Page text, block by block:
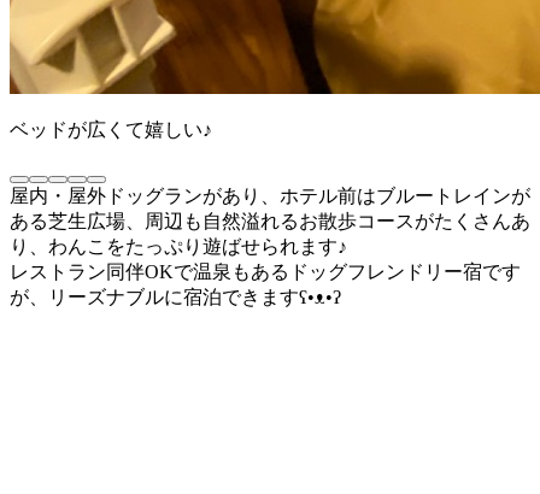
ベッドが広くて嬉しい♪
屋内・屋外ドッグランがあり、ホテル前はブルートレインが
ある芝生広場、周辺も自然溢れるお散歩コースがたくさんあ
り、わんこをたっぷり遊ばせられます♪
レストラン同伴OKで温泉もあるドッグフレンドリー宿です
が、リーズナブルに宿泊できますʕ•ᴥ•ʔ